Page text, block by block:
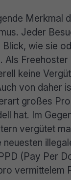
Merkmal
Jeder
wie sie
Als
keine
von daher
großes
hat. Im
vergütet
neuesten
(Pay Per
vermittelem